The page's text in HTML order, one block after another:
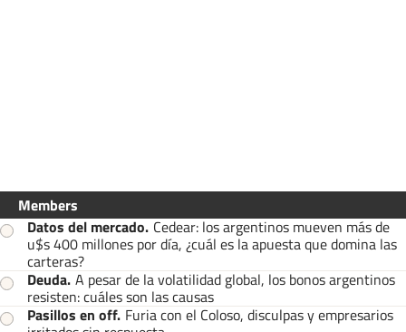
Members
Datos del mercado. Cedear: los argentinos mueven más de
u$s 400 millones por día, ¿cuál es la apuesta que domina las
carteras?
Deuda. A pesar de la volatilidad global, los bonos argentinos
resisten: cuáles son las causas
Pasillos en off. Furia con el Coloso, disculpas y empresarios